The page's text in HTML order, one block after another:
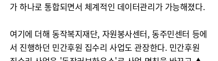
가 하나로 통합되면서 체계적인 데이터관리가 가능해졌다.
여기에 더해 동작복지재단, 자원봉사센터, 동주민센터 등에
서 진행하던 민간후원 집수리 사업도 관장한다. 민간후원